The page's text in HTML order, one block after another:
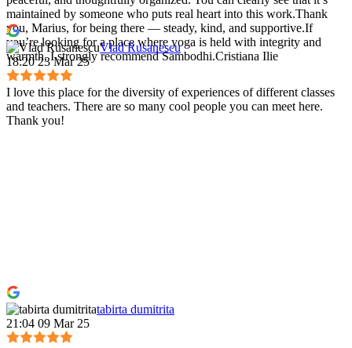
maintained by someone who puts real heart into this work.Thank
you, Marius, for being there — steady, kind, and supportive.If
you’re looking for a place where yoga is held with integrity and
warmth, I strongly recommend Sambodhi.Cristiana Ilie
Vlad Rusanescu
18:20 23 Mar 25
I love this place for the diversity of experiences of different classes
and teachers. There are so many cool people you can meet here.
Thank you!
tabirta dumitrita
21:04 09 Mar 25